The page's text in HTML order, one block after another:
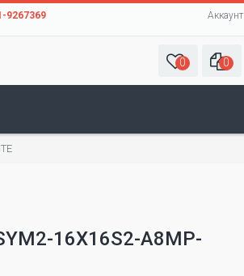
9267369 Аккаунт
0 0
16X16S2-A8MP-